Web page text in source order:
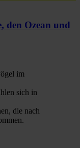
den Ozean und
im
sich in
die nach